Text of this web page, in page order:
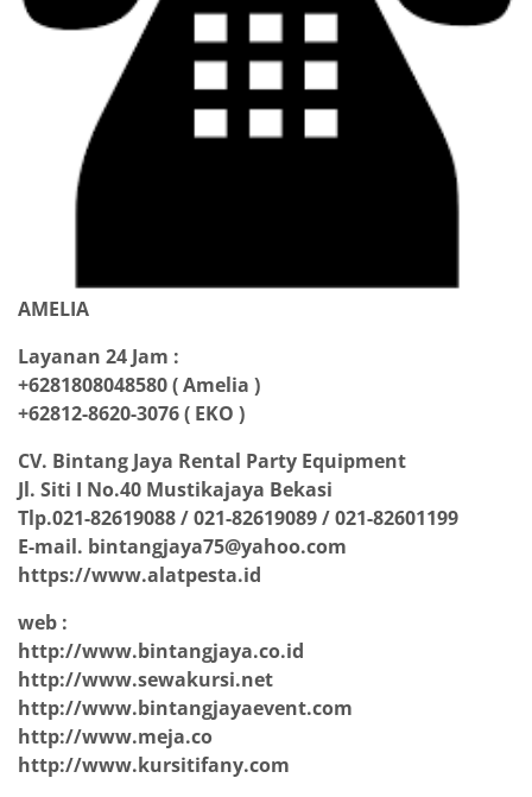
AMELIA
Layanan 24 Jam :
+6281808048580 ( Amelia )
+62812-8620-3076 ( EKO )
CV. Bintang Jaya Rental Party Equipment
Jl. Siti I No.40 Mustikajaya Bekasi
Tlp.021-82619088 / 021-82619089 / 021-82601199
E-mail. bintangjaya75@yahoo.com
https://www.alatpesta.id
web :
http://www.bintangjaya.co.id
http://www.sewakursi.net
http://www.bintangjayaevent.com
http://www.meja.co
http://www.kursitifany.com